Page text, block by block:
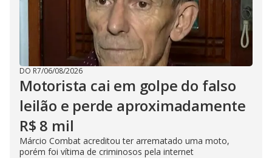
DO R7/06/08/2026
Motorista cai em golpe do falso
leilão e perde aproximadamente
R$ 8 mil
Márcio Combat acreditou ter arrematado uma moto,
porém foi vítima de criminosos pela internet